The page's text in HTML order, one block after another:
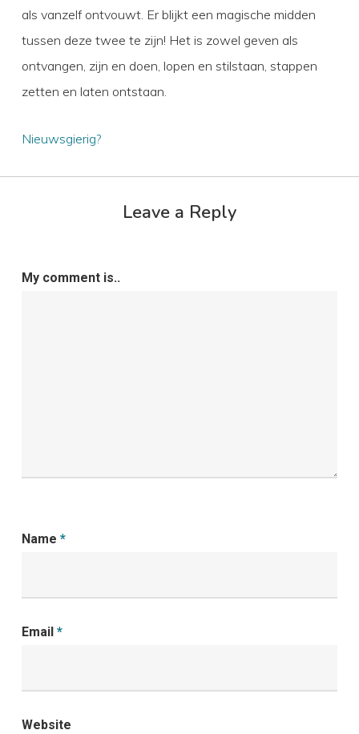
als vanzelf ontvouwt. Er blijkt een magische midden
tussen deze twee te zijn! Het is zowel geven als
ontvangen, zijn en doen, lopen en stilstaan, stappen
zetten en laten ontstaan.
Nieuwsgierig?
Leave a Reply
My comment is..
Name *
Email *
Website